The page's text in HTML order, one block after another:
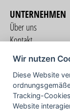
UNTERNEHMEN
Über uns
Kontakt
Impressum
Wir nutzen
Diese Website
Tracking-
Website